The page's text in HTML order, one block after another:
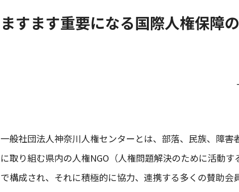
ますます重要になる国際人権保障
一般社団法人神奈川人権センターとは、部落、民族、障
に取り組む県内の人権NGO（人権問題解決のために活動
で構成され、それに積極的に協力、連携する多くの賛助会